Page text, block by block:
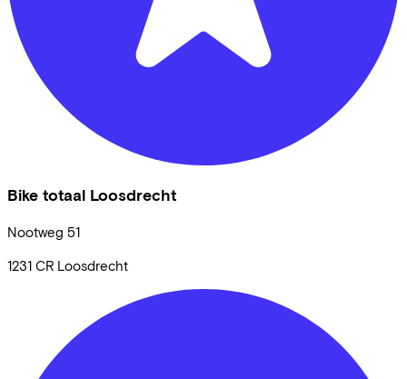
Bike totaal Loosdrecht
Nootweg 51
1231 CR Loosdrecht